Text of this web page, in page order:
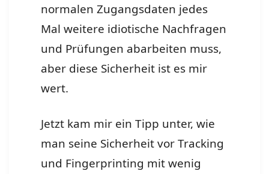
normalen Zugangsdaten jedes
Mal weitere idiotische Nachfragen
und Prüfungen abarbeiten muss,
aber diese Sicherheit ist es mir
wert.
Jetzt kam mir ein Tipp unter, wie
man seine Sicherheit vor Tracking
und Fingerprinting mit wenig